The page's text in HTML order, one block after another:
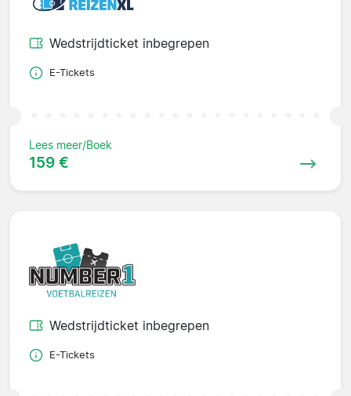
Wedstrijdticket inbegrepen
E-Tickets
Lees meer/Boek
159 €
Wedstrijdticket inbegrepen
E-Tickets